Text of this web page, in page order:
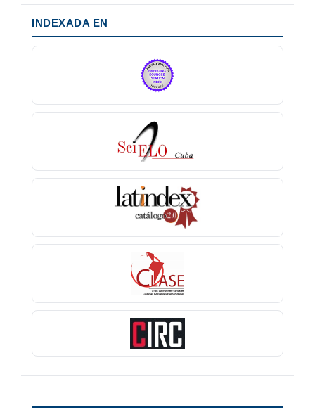
INDEXADA EN